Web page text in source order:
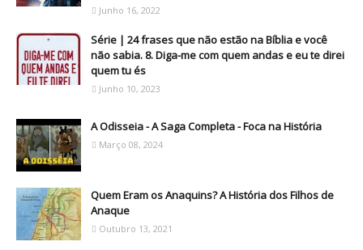
Junho 16, 2022
Série | 24 frases que não estão na Bíblia e você
não sabia. 8. Diga-me com quem andas e eu te direi
quem tu és
Junho 10, 2023
A Odisseia - A Saga Completa - Foca na História
Março 08, 2024
Quem Eram os Anaquins? A História dos Filhos de
Anaque
Outubro 13, 2021